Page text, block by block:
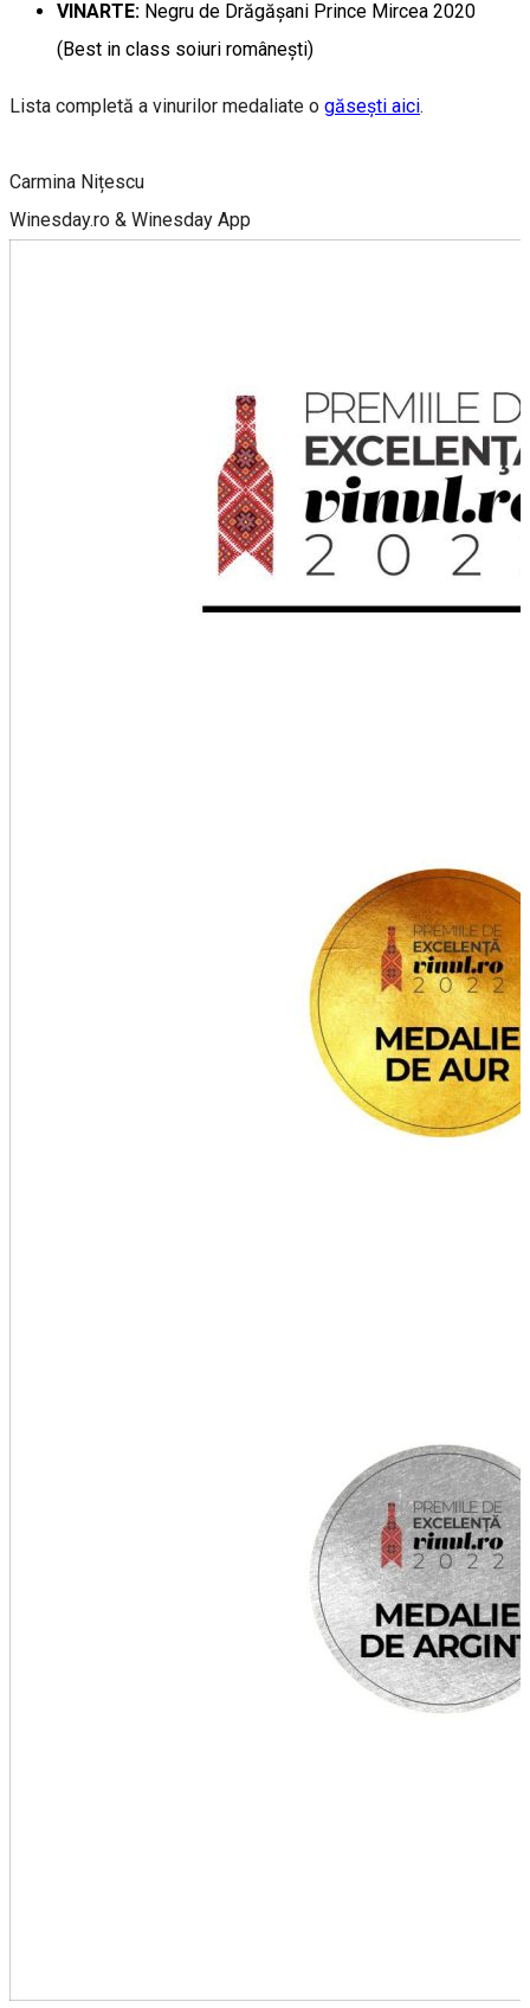
VINARTE: Negru de Drăgășani Prince Mircea 2020
(Best in class soiuri românești)
Lista completă a vinurilor medaliate o găsești aici.
Carmina Nițescu
Winesday.ro & Winesday App